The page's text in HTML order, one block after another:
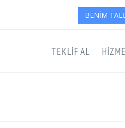
BENIM
TEKLIF AL